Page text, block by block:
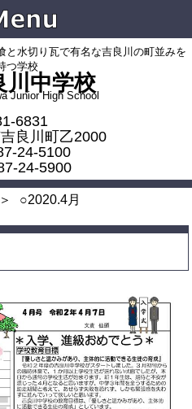
と水切り瓦で有名な吉良川の町並みを
つ学校
川中学校
Junior High School
6831
良川町乙2000
24-5100
24-5900
○2020.4月